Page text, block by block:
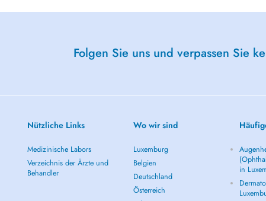
Folgen Sie uns und verpassen Sie
Nützliche Links
Medizinische Labors
Verzeichnis der Ärzte und
Behandler
Wo wir sind
Luxemburg
Belgien
Deutschland
Österreich
in